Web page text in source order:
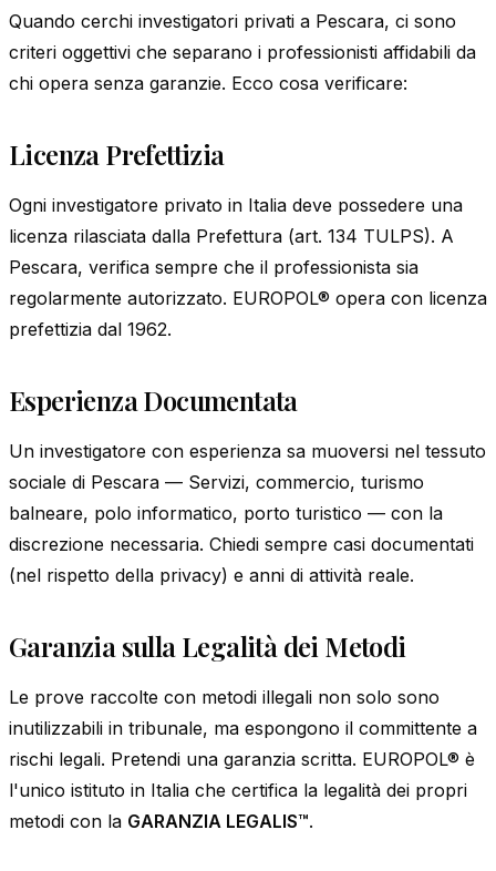
Quando cerchi investigatori privati a Pescara, ci sono
criteri oggettivi che separano i professionisti affidabili da
chi opera senza garanzie. Ecco cosa verificare:
Licenza Prefettizia
Ogni investigatore privato in Italia deve possedere una
licenza rilasciata dalla Prefettura (art. 134 TULPS). A
Pescara, verifica sempre che il professionista sia
regolarmente autorizzato. EUROPOL® opera con licenza
prefettizia dal 1962.
Esperienza Documentata
Un investigatore con esperienza sa muoversi nel tessuto
sociale di Pescara — Servizi, commercio, turismo
balneare, polo informatico, porto turistico — con la
discrezione necessaria. Chiedi sempre casi documentati
(nel rispetto della privacy) e anni di attività reale.
Garanzia sulla Legalità dei Metodi
Le prove raccolte con metodi illegali non solo sono
inutilizzabili in tribunale, ma espongono il committente a
rischi legali. Pretendi una garanzia scritta. EUROPOL® è
l'unico istituto in Italia che certifica la legalità dei propri
metodi con la GARANZIA LEGALIS™.